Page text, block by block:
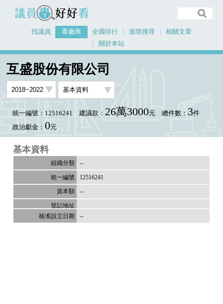
議員好好看
找議員 看廠商 全國排行 進階搜尋
相關文章
關於本站
互盛股份有限公司
統一編號：12516241 建議款： 26萬3000元 總件數： 3件
政治獻金： 0元
基本資料
--
12516241
--
--